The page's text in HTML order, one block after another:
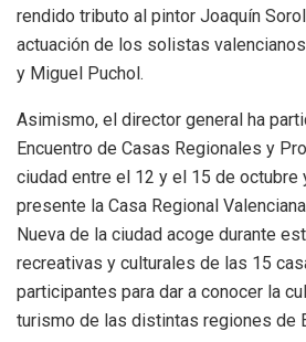
rendido tributo al pintor Joaquín
actuación de los solistas
y Miguel Puchol.
Asimismo, el director general ha
Encuentro de Casas Regionales y
ciudad entre el 12 y el 15 de octubre
presente la Casa Regional
Nueva de la ciudad acoge durante
recreativas y culturales de las 15
participantes para dar a conocer la
turismo de las distintas regiones de